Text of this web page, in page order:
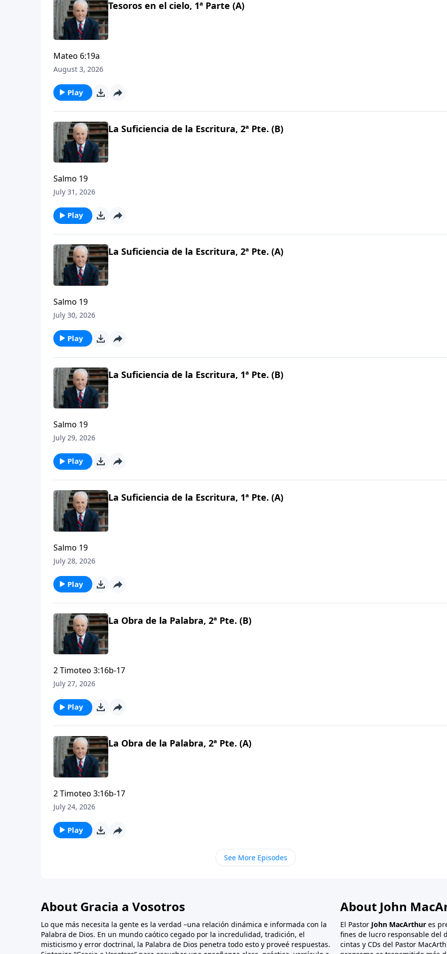
Tesoros en el cielo, 1ª Parte (A)
Mateo 6:19a
August 3, 2026
Play
La Suficiencia de la Escritura, 2ª Pte. (B)
Salmo 19
July 31, 2026
Play
La Suficiencia de la Escritura, 2ª Pte. (A)
Salmo 19
July 30, 2026
Play
La Suficiencia de la Escritura, 1ª Pte. (B)
Salmo 19
July 29, 2026
Play
La Suficiencia de la Escritura, 1ª Pte. (A)
Salmo 19
July 28, 2026
Play
La Obra de la Palabra, 2ª Pte. (B)
2 Timoteo 3:16b-17
July 27, 2026
Play
La Obra de la Palabra, 2ª Pte. (A)
2 Timoteo 3:16b-17
July 24, 2026
Play
See More Episodes
About Gracia a Vosotros
Lo que más necesita la gente es la verdad –una relación dinámica e informada con la
Palabra de Dios. En un mundo caótico cegado por la incredulidad, tradición, el
misticismo y error doctrinal, la Palabra de Dios penetra todo esto y proveé respuestas.
About John
El Pastor John MacArthur es
fines de lucro responsable del
cintas y CDs del Pastor